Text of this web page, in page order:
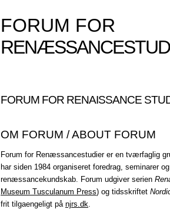
FORUM FOR
FORUM FOR RENAISSANCE
OM FORUM / ABOUT FORUM
Forum for Renæssancestudier er en tværfaglig
har siden 1984 organiseret foredrag, seminarer
renæssancekundskab. Forum udgiver serien
Museum Tusculanum Press) og tidsskriftet
frit tilgaengeligt på njrs.dk.